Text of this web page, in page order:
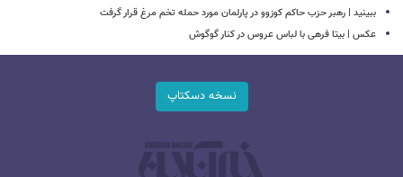
ببینید | رهبر حزب حاکم کوزوو در پارلمان مورد حمله تخم مرغ قرار گرفت
عکس | بیتا فرهی با لباس عروس در کنار گوگوش
نسخه دسکتاپ